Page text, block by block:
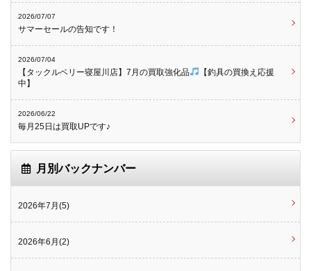
2026/07/07
サマーセールの告知です！
2026/07/04
【タックルベリー寝屋川店】7月の買取強化品
【釣具の買換え応援
中】
2026/06/22
毎月25日は買取UPです♪
月別バックナンバー
2026年7月(5)
2026年6月(2)